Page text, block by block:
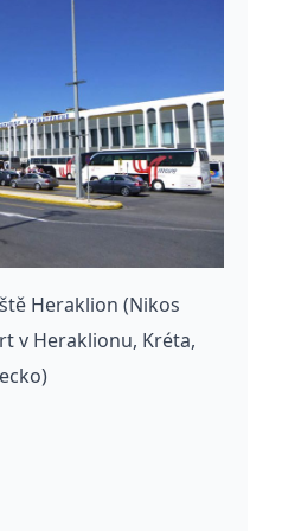
Heraklion (Nikos
v Heraklionu, Kréta,